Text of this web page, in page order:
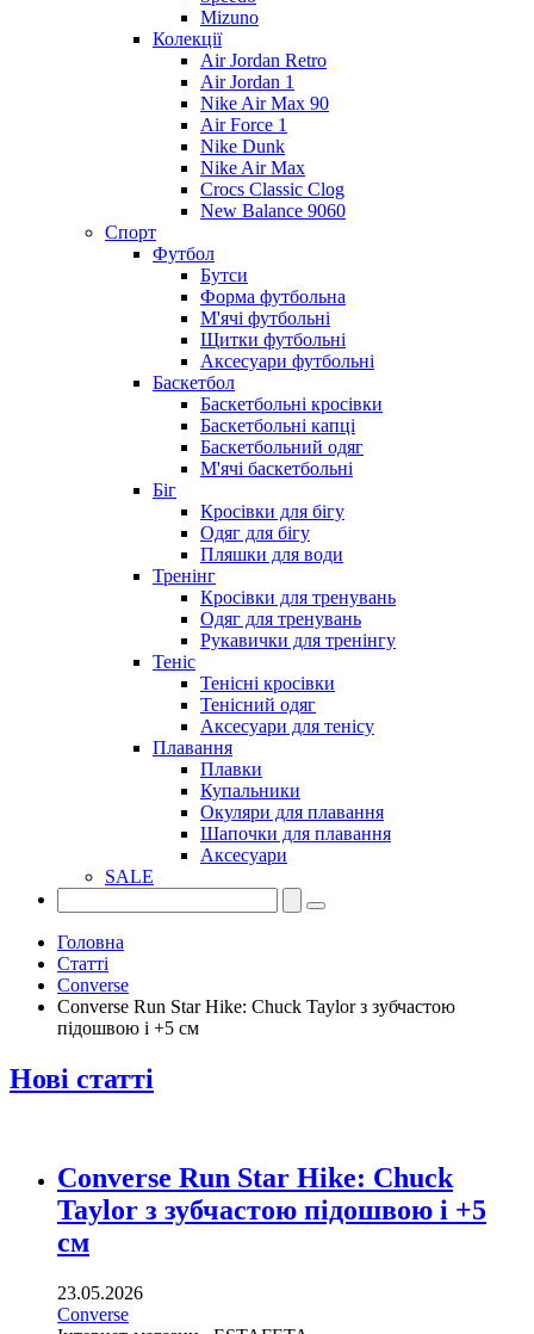
Mizuno
Колекції
Air Jordan Retro
Air Jordan 1
Nike Air Max 90
Air Force 1
Nike Dunk
Nike Air Max
Crocs Classic Clog
New Balance 9060
Спорт
Футбол
Бутси
Форма футбольна
М'ячі футбольні
Щитки футбольні
Аксесуари футбольні
Баскетбол
Баскетбольні кросівки
Баскетбольні капці
Баскетбольний одяг
М'ячі баскетбольні
Біг
Кросівки для бігу
Одяг для бігу
Пляшки для води
Тренінг
Кросівки для тренувань
Одяг для тренувань
Рукавички для тренінгу
Теніс
Тенісні кросівки
Тенісний одяг
Аксесуари для тенісу
Плавання
Плавки
Купальники
Окуляри для плавання
Шапочки для плавання
Аксесуари
SALE
Головна
Статті
Converse
Converse Run Star Hike: Chuck Taylor з зубчастою
підошвою і +5 см
Нові статті
Converse Run Star Hike: Chuck
Taylor з зубчастою підошвою і +5
см
23.05.2026
Converse